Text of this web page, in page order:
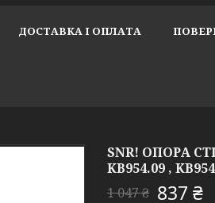
ДОСТАВКА І ОПЛАТА
SNR! ОПОРА
KB954.09 ,
1 047 ₴ 837 ₴